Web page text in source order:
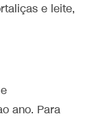
e leite,
ano. Para